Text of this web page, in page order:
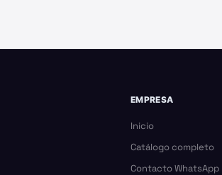
EMPRESA
Inicio
Catálogo completo
Contacto WhatsApp